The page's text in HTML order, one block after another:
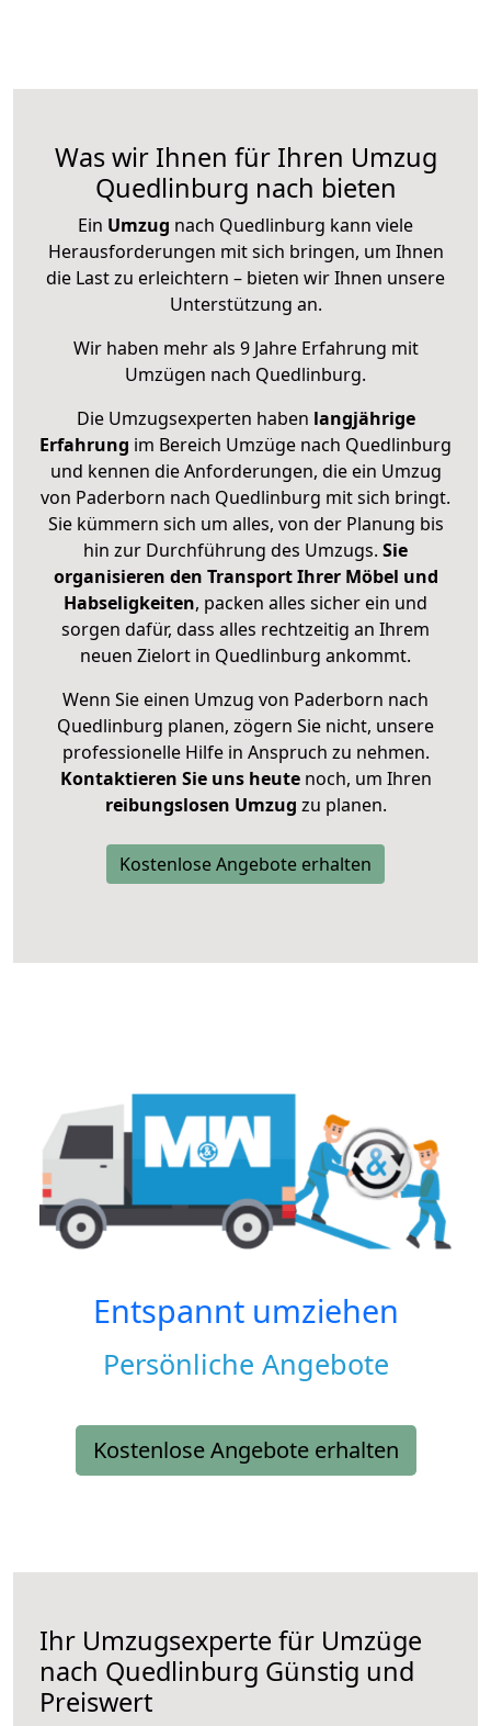
Was wir Ihnen für Ihren Umzug
Quedlinburg nach bieten
Ein Umzug nach Quedlinburg kann viele
Herausforderungen mit sich bringen, um Ihnen
die Last zu erleichtern – bieten wir Ihnen unsere
Unterstützung an.
Wir haben mehr als 9 Jahre Erfahrung mit
Umzügen nach Quedlinburg.
Die Umzugsexperten haben langjährige
Erfahrung im Bereich Umzüge nach Quedlinburg
und kennen die Anforderungen, die ein Umzug
von Paderborn nach Quedlinburg mit sich bringt.
Sie kümmern sich um alles, von der Planung bis
hin zur Durchführung des Umzugs. Sie
organisieren den Transport Ihrer Möbel und
Habseligkeiten, packen alles sicher ein und
sorgen dafür, dass alles rechtzeitig an Ihrem
neuen Zielort in Quedlinburg ankommt.
Wenn Sie einen Umzug von Paderborn nach
Quedlinburg planen, zögern Sie nicht, unsere
professionelle Hilfe in Anspruch zu nehmen.
Kontaktieren Sie uns heutenoch, um Ihren
reibungslosen Umzug zu planen.
Kostenlose Angebote erhalten
Entspannt umziehen
Persönliche Angebote
Kostenlose Angebote erhalten
Ihr Umzugsexperte für Umzüge
nach Quedlinburg Günstig und
Preiswert